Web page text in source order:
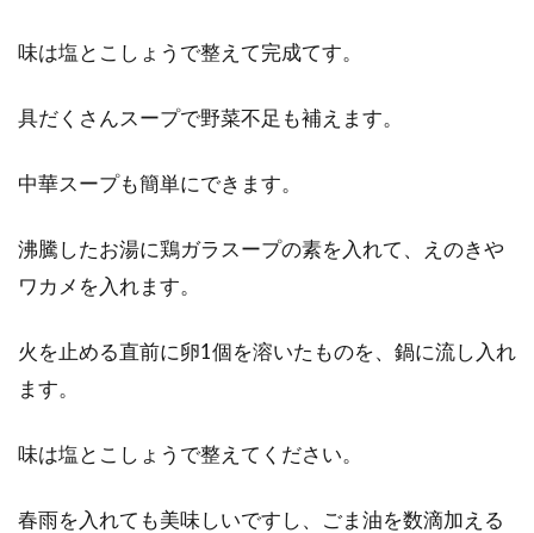
味は塩とこしょうで整えて完成てす。
具だくさんスープで野菜不足も補えます。
中華スープも簡単にできます。
沸騰したお湯に鶏ガラスープの素を入れて、えのきや
ワカメを入れます。
火を止める直前に卵1個を溶いたものを、鍋に流し入れ
ます。
味は塩とこしょうで整えてください。
春雨を入れても美味しいですし、ごま油を数滴加える